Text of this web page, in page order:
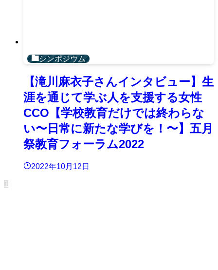
シンポジウム
【滝川麻衣子さんインタビュー】生
涯を通じて学ぶ人を支援する女性
CCO【学校教育だけでは終わらな
い〜日常に新たな学びを！〜】五月
祭教育フォーラム2022
2022年10月12日
1